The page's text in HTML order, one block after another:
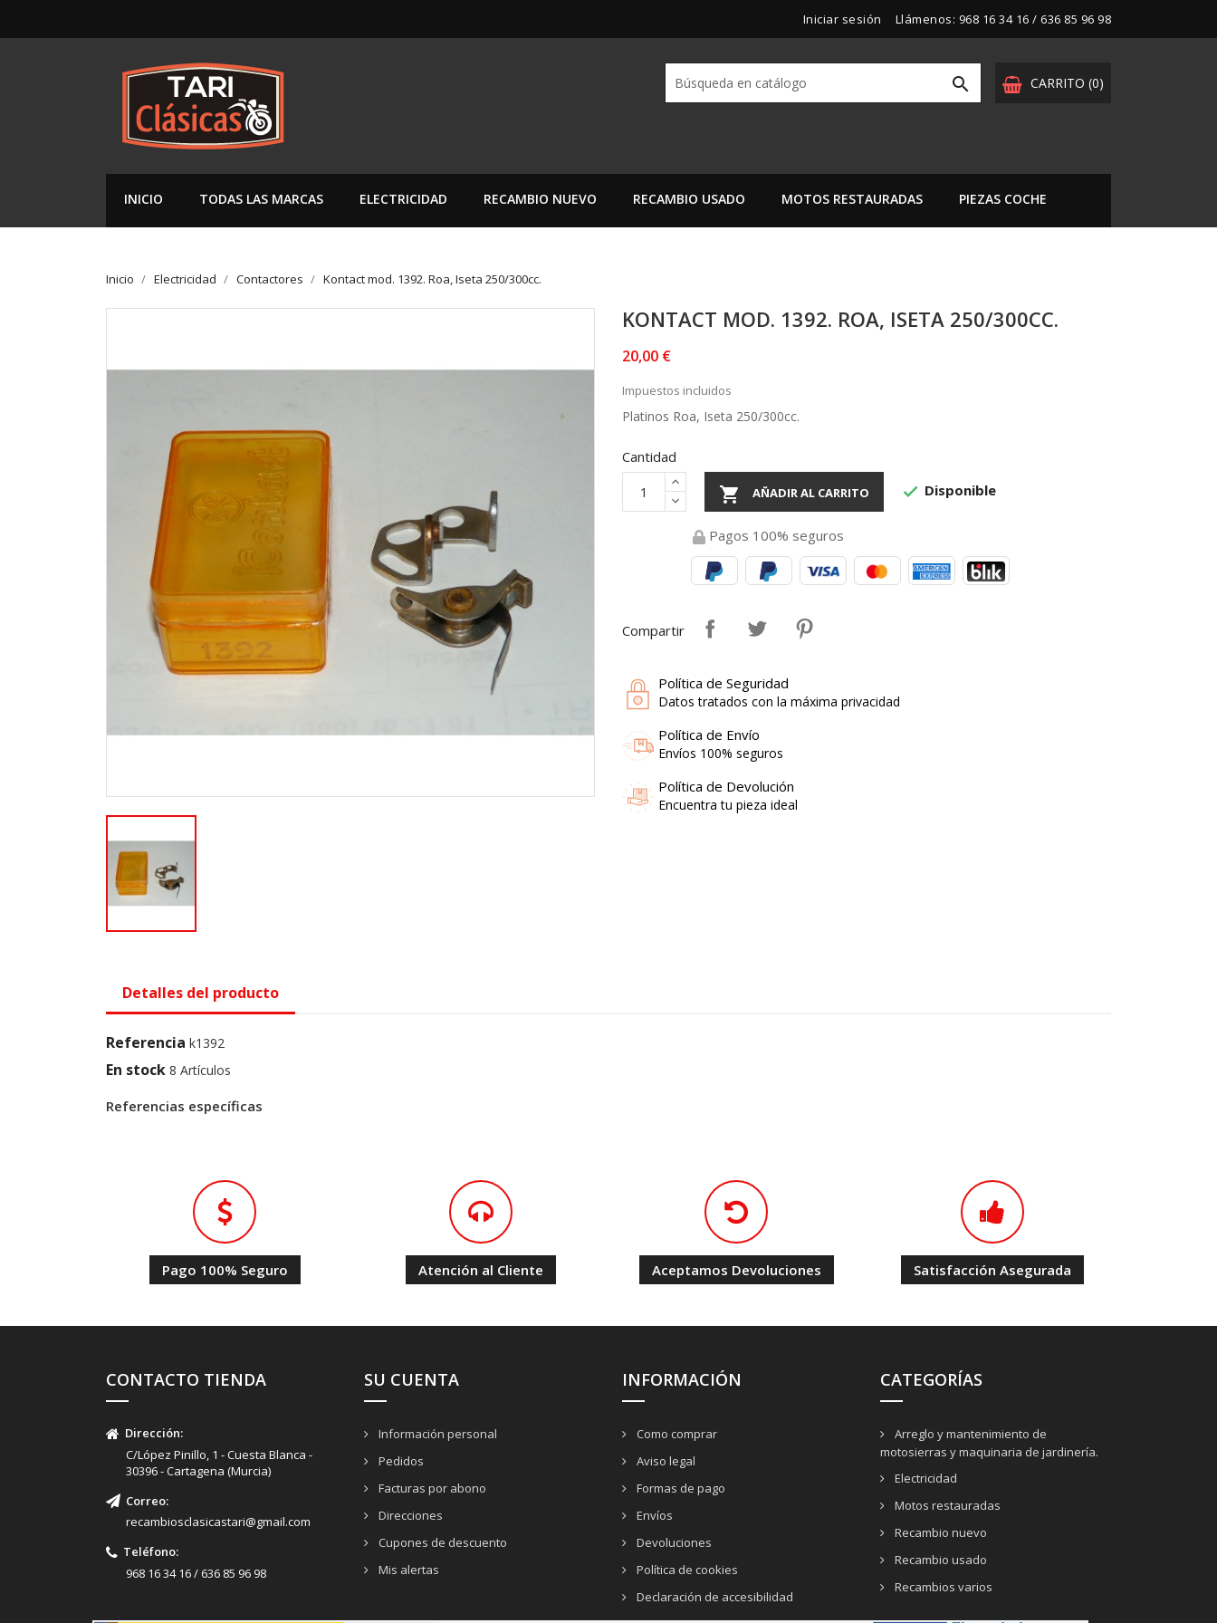
Iniciar sesión Llámenos: 968 16 34 16 / 636 85 96 98
CARRITO (0)

INICIO TODAS LAS MARCAS ELECTRICIDAD RECAMBIO NUEVO RECAMBIO USADO MOTOS RESTAURADAS PIEZAS COCHE
Inicio Electricidad Contactores Kontact mod. 1392. Roa, Iseta 250/300cc.
KONTACT MOD. 1392. ROA, ISETA 250/300CC.
20,00 €
Impuestos incluidos
Platinos Roa, Iseta 250/300cc.
Cantidad
 AÑADIR AL CARRITO  Disponible
Pagos 100% seguros
Compartir
Política de Seguridad
Datos tratados con la máxima privacidad
Política de Envío
Envíos 100% seguros
Política de Devolución
Encuentra tu pieza ideal
Detalles del producto
Referencia k1392
En stock 8 Artículos
Referencias específicas
Pago 100% Seguro Atención al Cliente Aceptamos Devoluciones Satisfacción Asegurada
CONTACTO TIENDA
Dirección:
C/López Pinillo, 1 - Cuesta Blanca -
30396 - Cartagena (Murcia)
Correo:
recambiosclasicastari@gmail.com
Teléfono:
968 16 34 16 / 636 85 96 98
SU CUENTA
Información personal
Pedidos
Facturas por abono
Direcciones
Cupones de descuento
Mis alertas
INFORMACIÓN
Como comprar
Aviso legal
Formas de pago
Envíos
Devoluciones
Política de cookies
Declaración de accesibilidad
CATEGORÍAS
Arreglo y mantenimiento de
motosierras y maquinaria de jardinería.
Electricidad
Motos restauradas
Recambio nuevo
Recambio usado
Recambios varios